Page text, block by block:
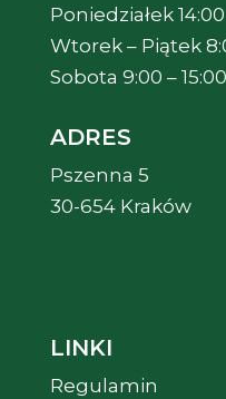
Poniedziałek 14:00
Wtorek – Piątek
Sobota 9:00 – 15:00
ADRES
Pszenna 5
30-654 Kraków
LINKI
Regulamin